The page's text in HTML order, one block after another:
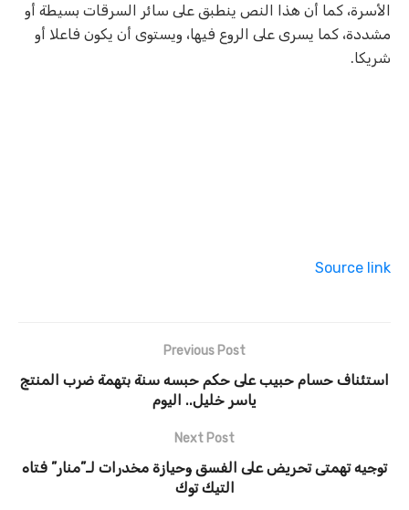
الأسرة، كما أن هذا النص ينطبق على سائر السرقات بسيطة أو
مشددة، كما يسرى على الروع فيها، ويستوى أن يكون فاعلا أو
شريكا.
Source link
Previous Post
استئناف حسام حبيب على حكم حبسه سنة بتهمة ضرب المنتج
ياسر خليل.. اليوم
Next Post
توجيه تهمتى تحريض على الفسق وحيازة مخدرات لـ”منار” فتاه
التيك توك